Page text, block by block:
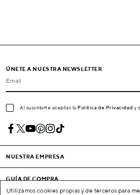
ÚNETE A NUESTRA NEWSLETTER
Email
Al suscribirte aceptas la Política de Privacidad y
NUESTRA EMPRESA
GUÍA DE COMPRA
Utilizamos cookies propias y de terceros para